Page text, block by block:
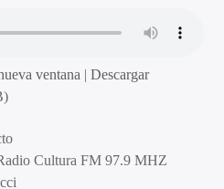
ventana |Descargar
Cultura FM 97.9 MHZ